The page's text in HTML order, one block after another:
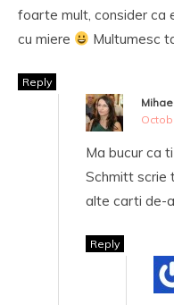
foarte mult, consider ca
cu miere
Multumesc
Reply
Ma bucur ca
Schmitt scrie
alte carti de-
Reply